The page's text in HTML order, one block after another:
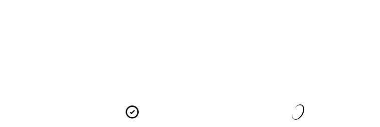
 